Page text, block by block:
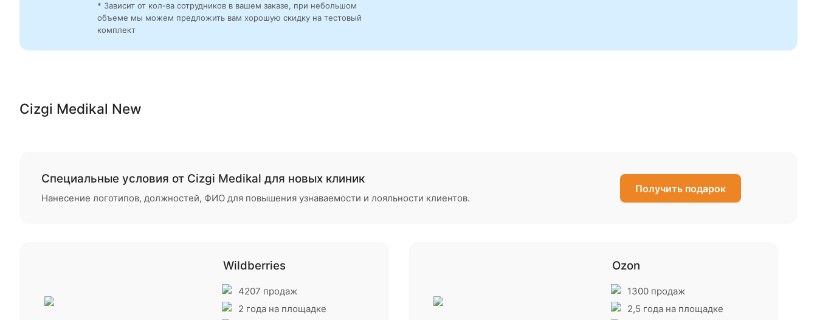
* Зависит от кол-ва сотрудников в вашем заказе, при небольшом
объеме мы можем предложить вам хорошую скидку на тестовый
комплект
Cizgi Medikal New
Специальные условия от Cizgi Medikal для новых клиник
Нанесение логотипов, должностей, ФИО для повышения узнаваемости и лояльности клиентов.
Получить подарок
Wildberries
4207 продаж
2 года на площадке
Ozon
1300 продаж
2,5 года на площадке